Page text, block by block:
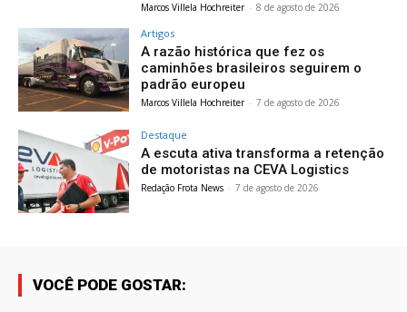
Marcos Villela Hochreiter - 8 de agosto de 2026
Artigos
A razão histórica que fez os
caminhões brasileiros seguirem o
padrão europeu
Marcos Villela Hochreiter - 7 de agosto de 2026
Destaque
A escuta ativa transforma a retenção
de motoristas na CEVA Logistics
Redação Frota News - 7 de agosto de 2026
VOCÊ PODE GOSTAR: